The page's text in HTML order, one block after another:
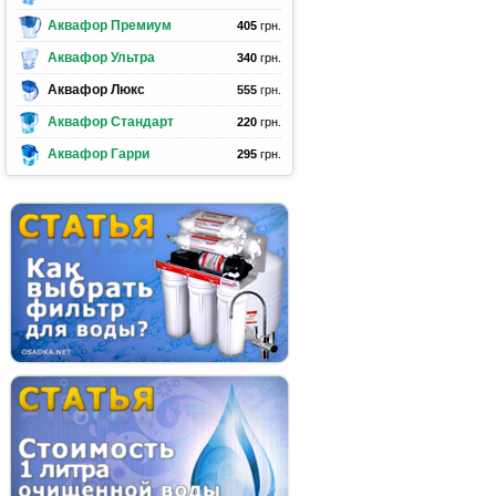
Аквафор Премиум 405 грн.
Аквафор Ультра 340 грн.
Аквафор Люкс 555 грн.
Аквафор Стандарт 220 грн.
Аквафор Гарри 295 грн.